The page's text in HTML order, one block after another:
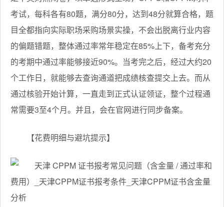
考试，每科各有80题，满分80分，达到48分就算合格，题
目全都指向实际职场采购场景实操，不会出脱离行业内容
的偏题错题，整体通过率常年稳定在85%上下，备考充分
的考期中通过率能够接近90%。当考完之后，经过大约20
个工作日，就能够去查询通道把成绩核查提交上去。而从
通过核验开始计算，一直走到正式认证领证，整个过程通
常需要3至4个月。并且，会在官网进行同步备案。
【花费明细与避坑提示】